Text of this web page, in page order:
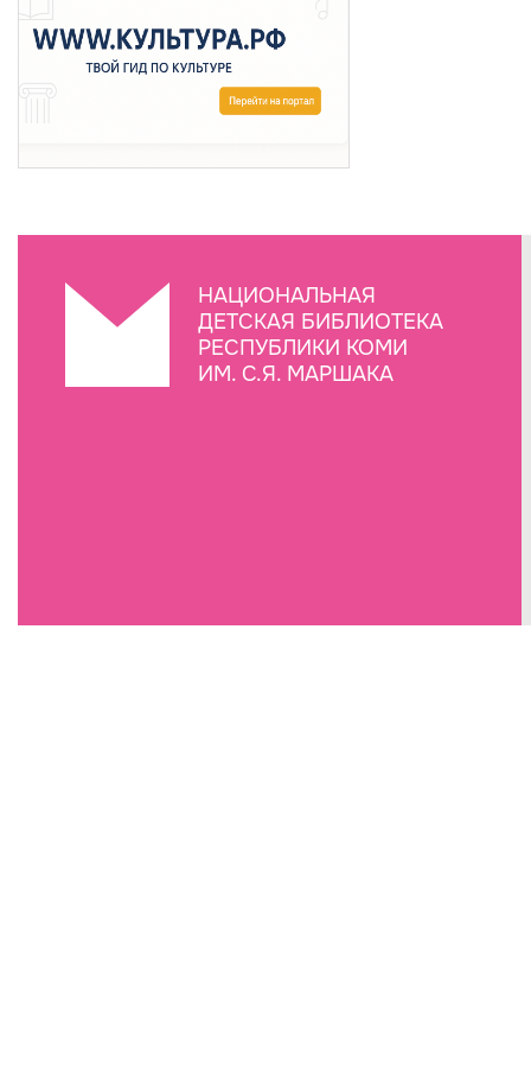
НАЦИОНАЛЬНАЯ
ДЕТСКАЯ БИБЛИОТЕКА
РЕСПУБЛИКИ КОМИ
ИМ. С.Я. МАРШАКА